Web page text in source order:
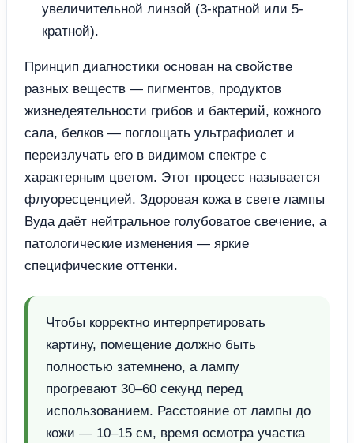
увеличительной линзой (3-кратной или 5-
кратной).
Принцип диагностики основан на свойстве
разных веществ — пигментов, продуктов
жизнедеятельности грибов и бактерий, кожного
сала, белков — поглощать ультрафиолет и
переизлучать его в видимом спектре с
характерным цветом. Этот процесс называется
флуоресценцией. Здоровая кожа в свете лампы
Вуда даёт нейтральное голубоватое свечение, а
патологические изменения — яркие
специфические оттенки.
Чтобы корректно интерпретировать
картину, помещение должно быть
полностью затемнено, а лампу
прогревают 30–60 секунд перед
использованием. Расстояние от лампы до
кожи — 10–15 см, время осмотра участка